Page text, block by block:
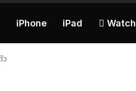
iPhone iPad  Watch
ว